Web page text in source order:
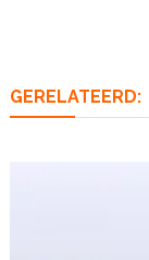
GERELATEERD: